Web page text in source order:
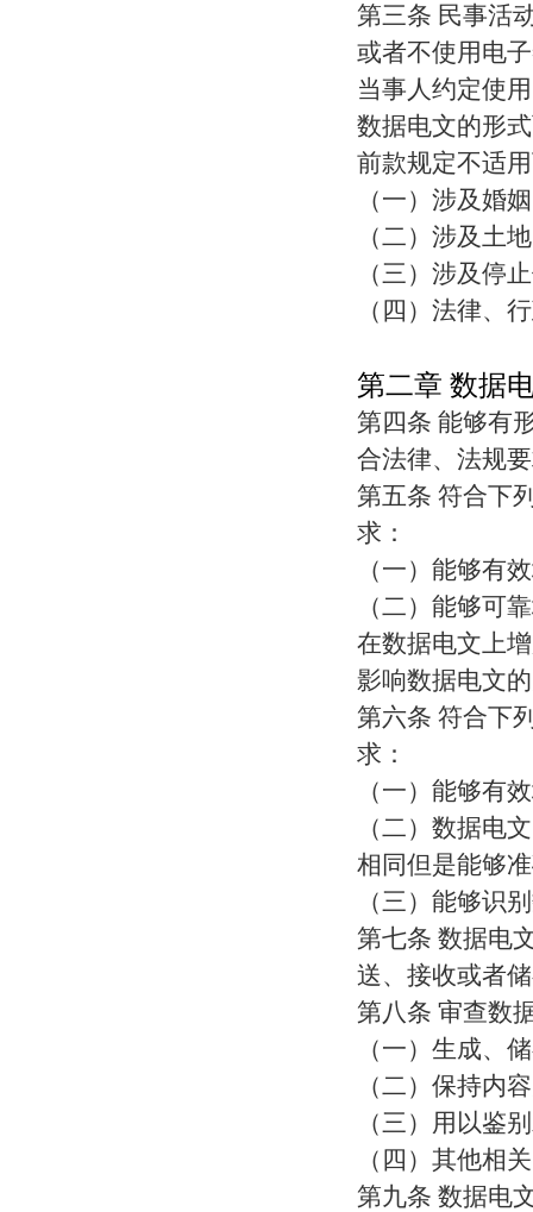
第三条 民事活
或者不使用电
当事人约定使
数据电文的形
前款规定不适
（一）涉及婚
（二）涉及土
（三）涉及停
（四）法律、
第二章 数据
第四条 能够有
合法律、法规
第五条 符合下
求：
（一）能够有
（二）能够可
在数据电文上
影响数据电文
第六条 符合下
求：
（一）能够有
（二）数据电
相同但是能够
（三）能够识
第七条 数据电
送、接收或者
第八条 审查数
（一）生成、
（二）保持内
（三）用以鉴
（四）其他相
第九条 数据电